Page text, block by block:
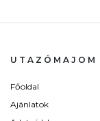
UTAZÓMAJOM
Főoldal
Ajánlatok